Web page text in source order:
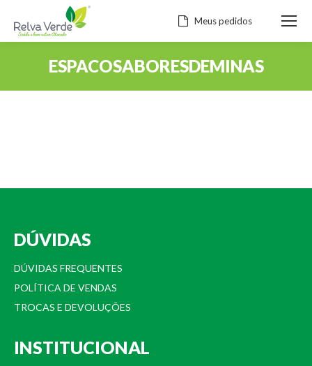
Meus pedidos
ESPACOSABORESDEMINAS
DÚVIDAS
DÚVIDAS FREQUENTES
POLÍTICA DE VENDAS
TROCAS E DEVOLUÇÕES
INSTITUCIONAL